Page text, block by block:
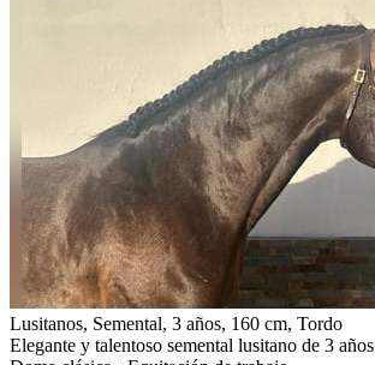
Lusitanos, Semental, 3 años, 160 cm, Tordo
Elegante y talentoso semental lusitano de 3 años